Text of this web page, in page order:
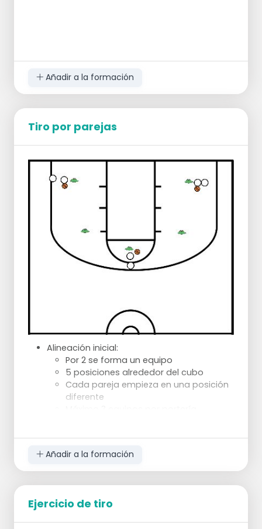
Añadir a la formación
Tiro por parejas
Alineación inicial:
Por 2 se forma un equipo
5 posiciones alrededor del cubo
Cada pareja empieza en una posición
diferente
Después de 5 tantos, pasan a la
siguiente posición
Cambio en el sentido de las agujas del
Gana el equipo que anota 5 primero
en todas las posiciones
Añadir a la formación
Ejercicio de tiro